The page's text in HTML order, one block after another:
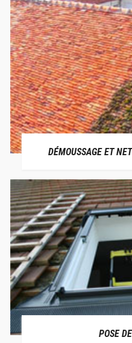
DÉMOUSSAGE ET
POSE